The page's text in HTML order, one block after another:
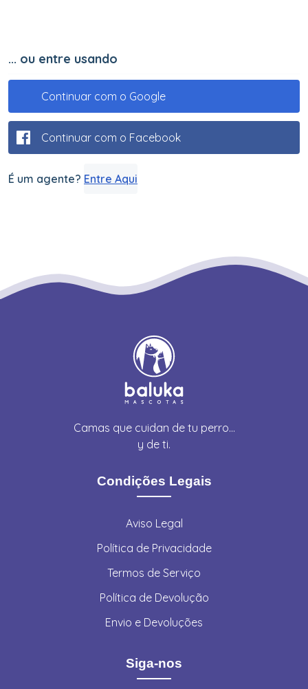
... ou entre usando
Continuar com o Google
Continuar com o Facebook
É um agente? Entre Aqui
Camas que cuidan de tu perro…
y de ti.
Condições Legais
Aviso Legal
Política de Privacidade
Termos de Serviço
Política de Devolução
Envio e Devoluções
Siga-nos